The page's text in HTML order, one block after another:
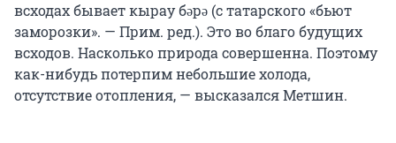
всходах бывает кырау бәрә (с татарского «бьют
заморозки». — Прим. ред.). Это во благо будущих
всходов. Насколько природа совершенна. Поэтому
как-нибудь потерпим небольшие холода,
отсутствие отопления, — высказался Метшин.